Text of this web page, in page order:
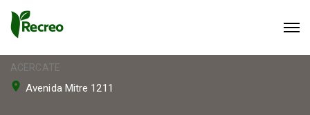
ACERCATE
Avenida Mitre 1211